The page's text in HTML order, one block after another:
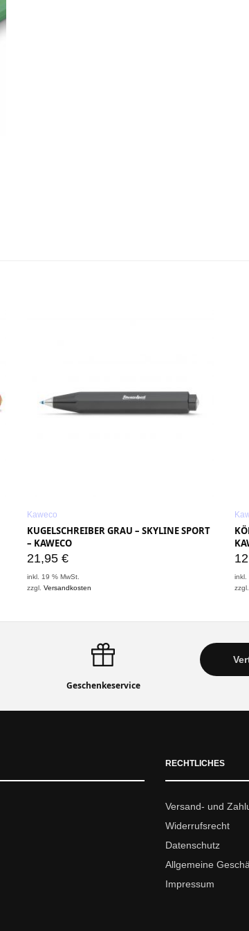
Kaweco
KUGELSCHREIBER GRAU – SKYLINE SPORT
– KAWECO
21,95 €
inkl. 19 % MwSt.
zzgl.Versandkosten
inkl.
Geschenkeservice
RECHTLICHES
Versand- und
Widerrufsrecht
Datenschutz
Allgemeine
Impressum